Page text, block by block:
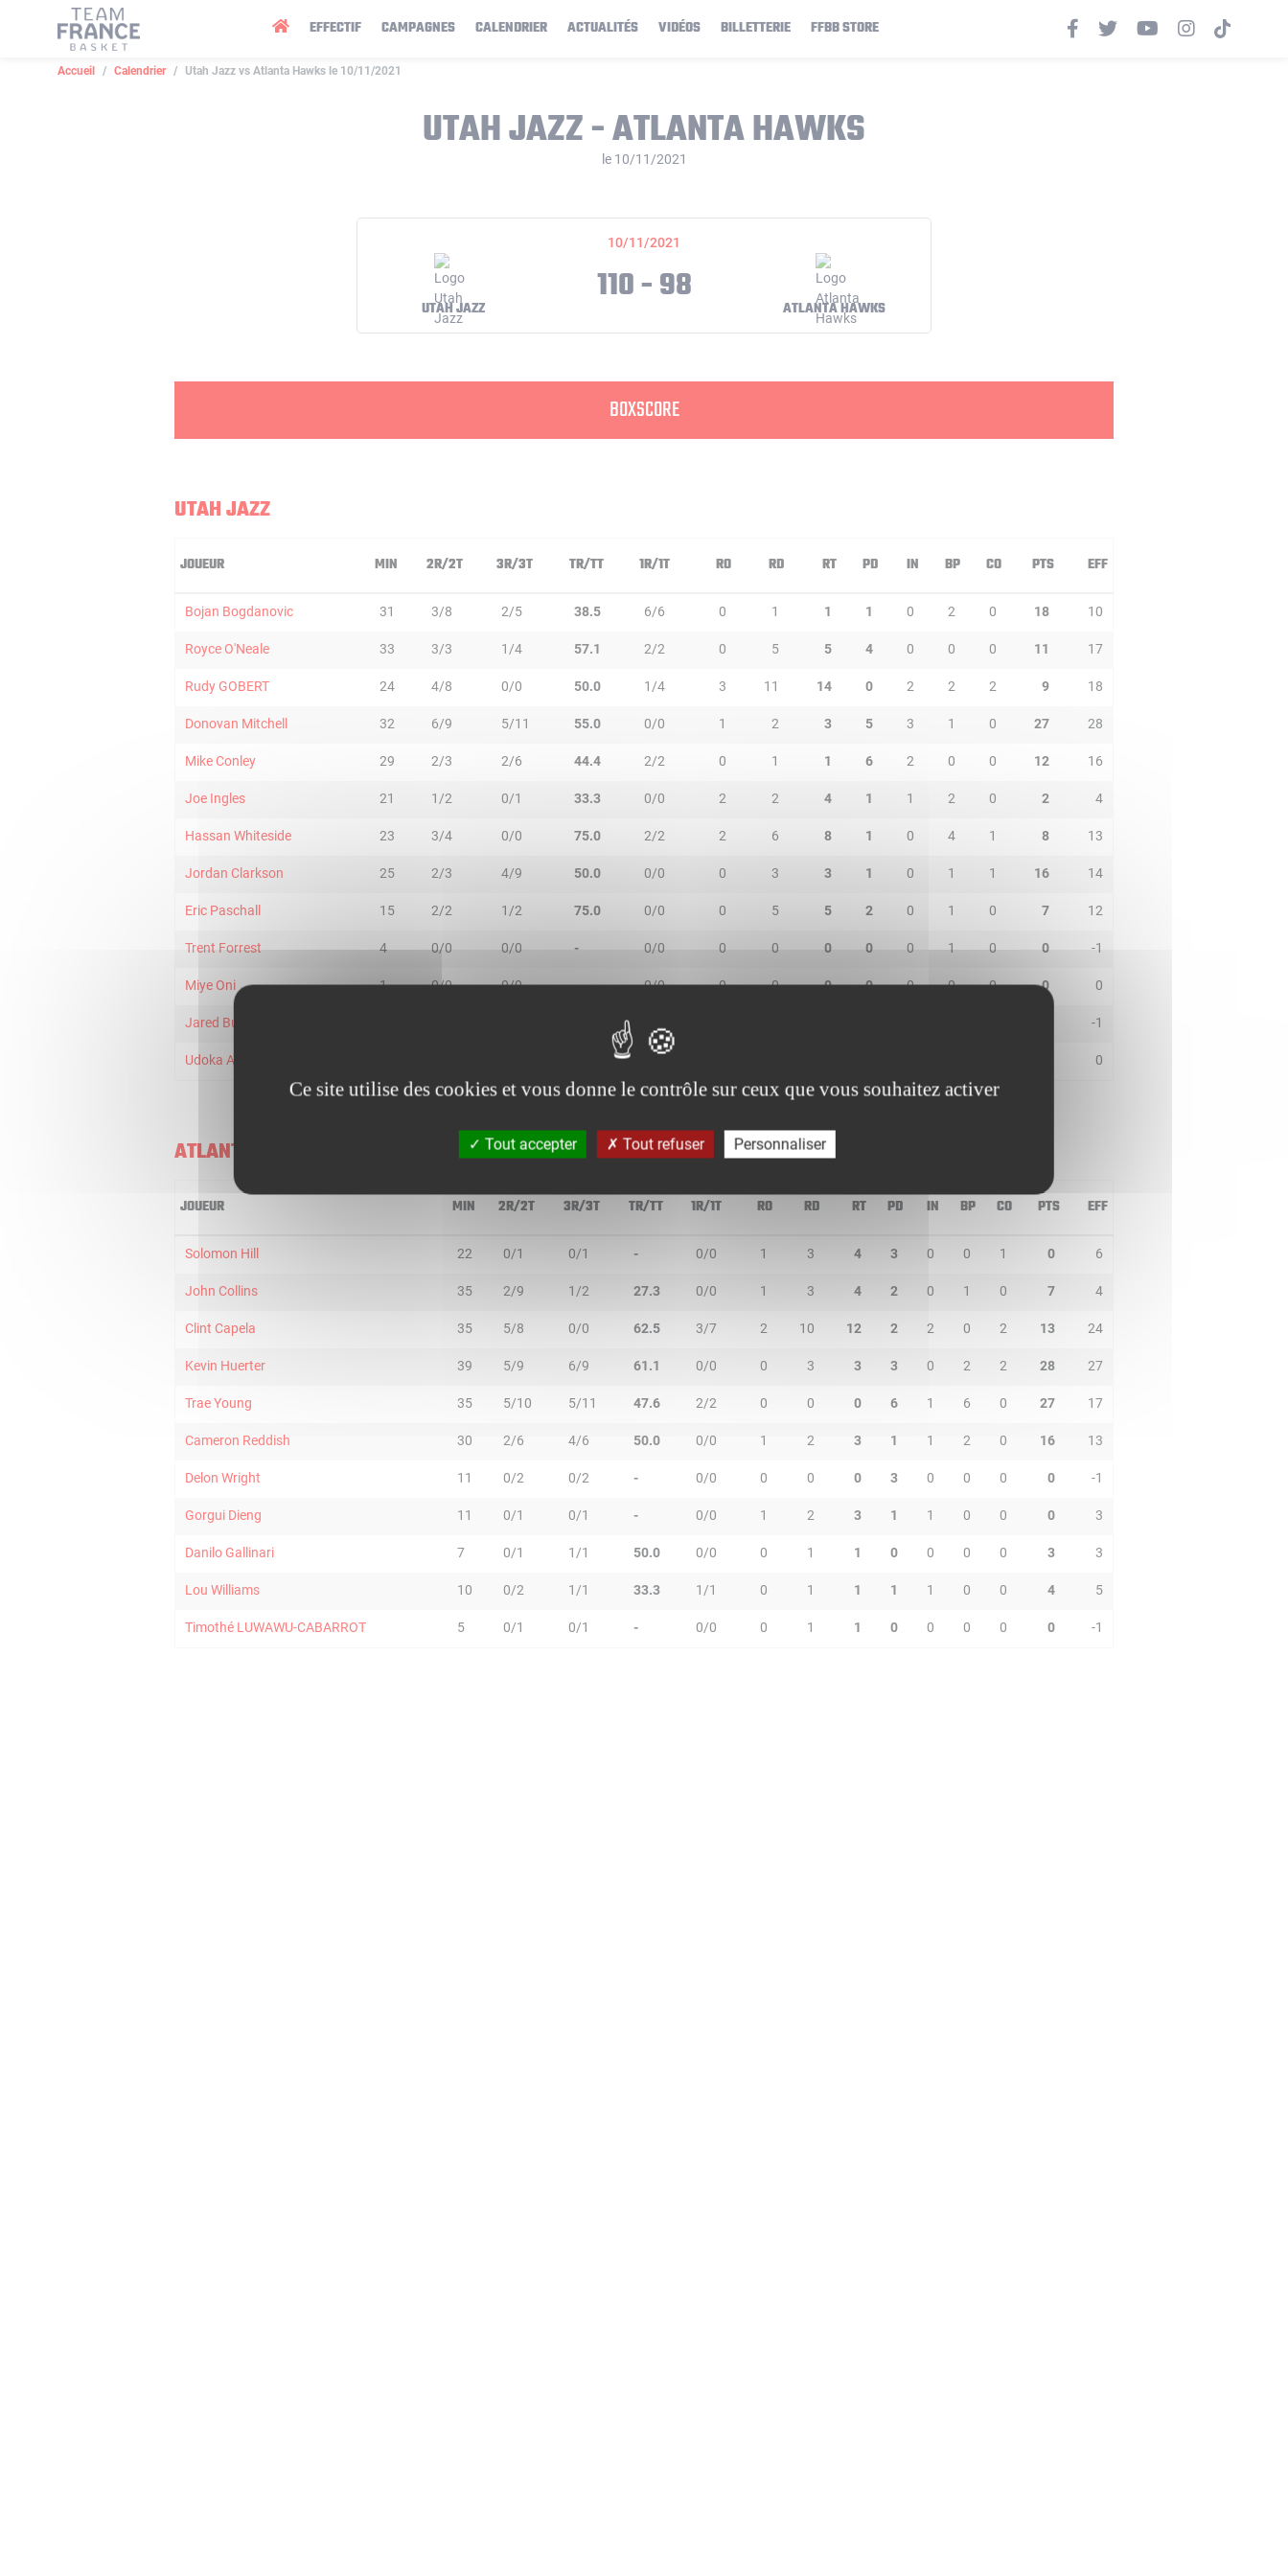
EFFECTIF CAMPAGNES CALENDRIER ACTUALITÉS VIDÉOS BILLETTERIE FFBB STORE
Accueil Calendrier Utah Jazz vs Atlanta Hawks le 10/11/2021
UTAH JAZZ - ATLANTA HAWKS
le 10/11/2021
10/11/2021
UTAH JAZZ 110 - 98 ATLANTA HAWKS
BOXSCORE
UTAH JAZZ
JOUEUR MIN 2R/2T 3R/3T TR/TT 1R/1T RO RD RT PD IN BP CO PTS EFF
Bojan Bogdanovic 31 3/8 2/5 38.5 6/6 0 1 1 1 0 2 0 18 10
Royce O'Neale 33 3/3 1/4 57.1 2/2 0 5 5 4 0 0 0 11 17
Rudy GOBERT 24 4/8 0/0 50.0 1/4 3 11 14 0 2 2 2 9 18
Donovan Mitchell 32 6/9 5/11 55.0 0/0 1 2 3 5 3 1 0 27 28
Mike Conley 29 2/3 2/6 44.4 2/2 0 1 1 6 2 0 0 12 16
Joe Ingles 21 1/2 0/1 33.3 0/0 2 2 4 1 1 2 0 2 4
Hassan Whiteside 23 3/4 0/0 75.0 2/2 2 6 8 1 0 4 1 8 13
Jordan Clarkson 25 2/3 4/9 50.0 0/0 0 3 3 1 0 1 1 16 14
Eric Paschall 15 2/2 1/2 75.0 0/0 0 5 5 2 0 1 0 7 12
Trent Forrest 4 0/0 0/0 - 0/0 0 0 0 0 0 1 0 0 -1
Miye Oni 1 0/0 0/0 - 0/0 0 0 0 0 0 0 0 0 0
Jared Butler -1
Udoka Azubuike 0
ATLANTA HAWKS
JOUEUR MIN 2R/2T 3R/3T TR/TT 1R/1T RO RD RT PD IN BP CO PTS EFF
Solomon Hill 22 0/1 0/1 - 0/0 1 3 4 3 0 0 1 0 6
John Collins 35 2/9 1/2 27.3 0/0 1 3 4 2 0 1 0 7 4
Clint Capela 35 5/8 0/0 62.5 3/7 2 10 12 2 2 0 2 13 24
Kevin Huerter 39 5/9 6/9 61.1 0/0 0 3 3 3 0 2 2 28 27
Trae Young 35 5/10 5/11 47.6 2/2 0 0 0 6 1 6 0 27 17
Cameron Reddish 30 2/6 4/6 50.0 0/0 1 2 3 1 1 2 0 16 13
Delon Wright 11 0/2 0/2 - 0/0 0 0 0 3 0 0 0 0 -1
Gorgui Dieng 11 0/1 0/1 - 0/0 1 2 3 1 1 0 0 0 3
Danilo Gallinari 7 0/1 1/1 50.0 0/0 0 1 1 0 0 0 0 3 3
Lou Williams 10 0/2 1/1 33.3 1/1 0 1 1 1 1 0 0 4 5
Timothé LUWAWU-CABARROT 5 0/1 0/1 - 0/0 0 1 1 0 0 0 0 0 -1
Panneau de gestion des cookies
Ce site utilise des cookies et vous donne le contrôle sur ceux que vous souhaitez activer
Tout accepter Tout refuser Personnaliser